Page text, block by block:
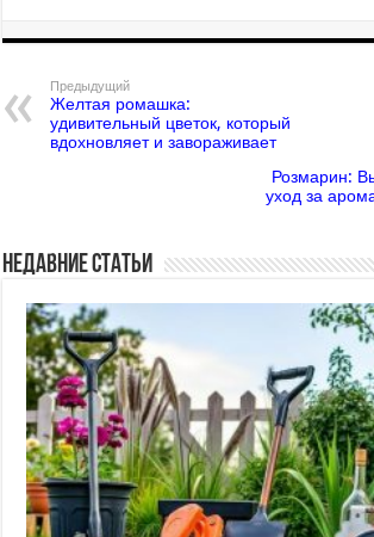
Предыдущий
Желтая ромашка:
удивительный цветок, который
вдохновляет и завораживает
Розмарин:
уход за
Недавние статьи